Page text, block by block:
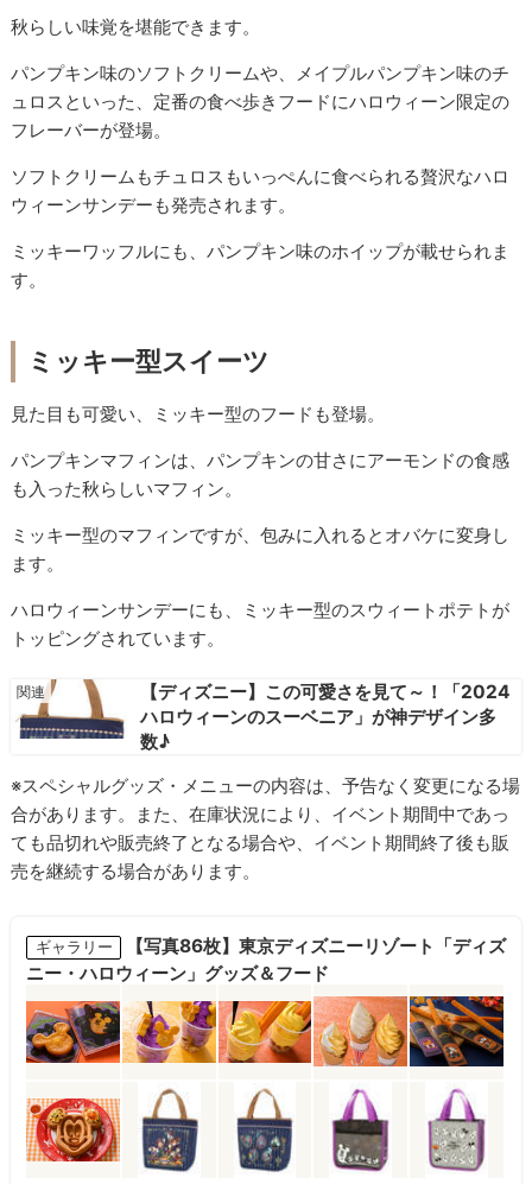
秋らしい味覚を堪能できます。
パンプキン味のソフトクリームや、メイプルパンプキン味のチ
ュロスといった、定番の食べ歩きフードにハロウィーン限定の
フレーバーが登場。
ソフトクリームもチュロスもいっぺんに食べられる贅沢なハロ
ウィーンサンデーも発売されます。
ミッキーワッフルにも、パンプキン味のホイップが載せられま
す。
ミッキー型スイーツ
見た目も可愛い、ミッキー型のフードも登場。
パンプキンマフィンは、パンプキンの甘さにアーモンドの食感
も入った秋らしいマフィン。
ミッキー型のマフィンですが、包みに入れるとオバケに変身し
ます。
ハロウィーンサンデーにも、ミッキー型のスウィートポテトが
トッピングされています。
【ディズニー】この可愛さを見て～！「2024
ハロウィーンのスーベニア」が神デザイン多
数♪
※スペシャルグッズ・メニューの内容は、予告なく変更になる場
合があります。また、在庫状況により、イベント期間中であっ
ても品切れや販売終了となる場合や、イベント期間終了後も販
売を継続する場合があります。
ギャラリー
【写真86枚】東京ディズニーリゾート「ディズ
ニー・ハロウィーン」グッズ＆フード